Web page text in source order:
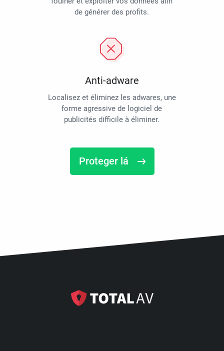
de générer des profits.
Anti-adware
Localisez et éliminez les adwares, une
forme agressive de logiciel de
publicités difficile à éliminer.
Proteger lá